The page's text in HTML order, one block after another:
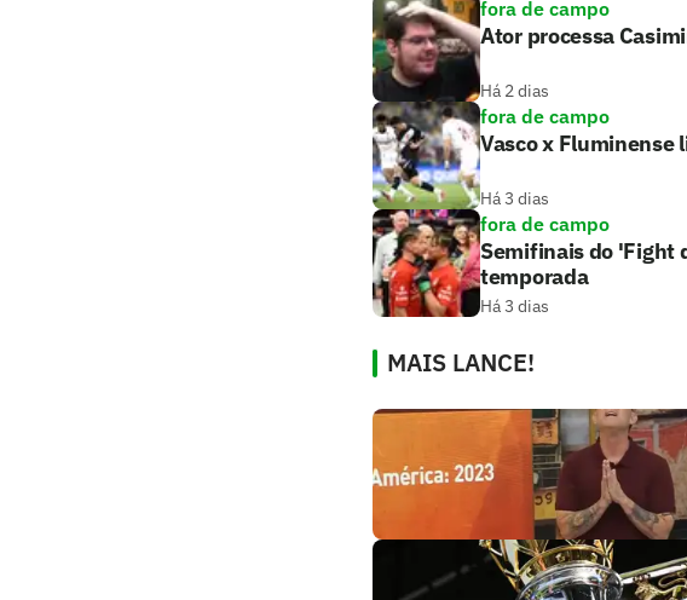
fora de campo
Ator processa
Há 2 dias
fora de campo
Vasco x Fluminense
Há 3 dias
fora de campo
Semifinais do 'Fight
temporada
Há 3 dias
MAIS LANCE!